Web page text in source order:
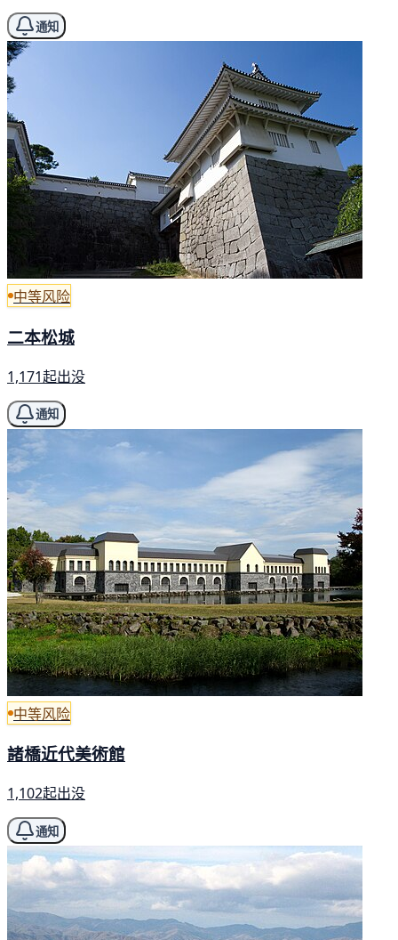
通知
中等风险
二本松城
1,171起出没
通知
中等风险
諸橋近代美術館
1,102起出没
通知